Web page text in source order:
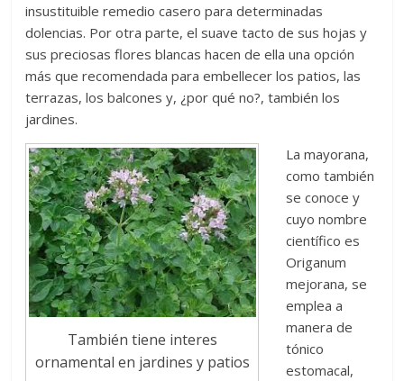
insustituible remedio casero para determinadas
dolencias. Por otra parte, el suave tacto de sus hojas y
sus preciosas flores blancas hacen de ella una opción
más que recomendada para embellecer los patios, las
terrazas, los balcones y, ¿por qué no?, también los
jardines.
También tiene interes
ornamental en jardines y patios
La mayorana,
como también
se conoce y
cuyo nombre
científico es
Origanum
mejorana, se
emplea a
manera de
tónico
estomacal,